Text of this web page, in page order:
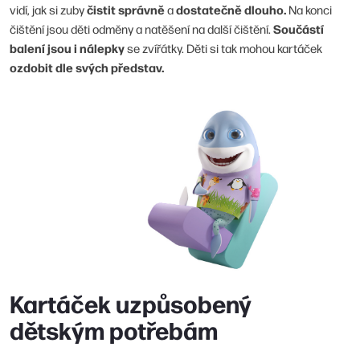
vidí, jak si zubyčistit správněadostatečně dlouho. Na konci
čištění jsou děti odměny a natěšení na další čištění. Součástí
balení jsou i nálepkyse zvířátky. Děti si tak mohou kartáček
ozdobit dle svých představ.
Kartáček uzpůsobený
dětským potřebám